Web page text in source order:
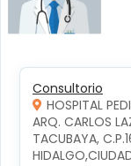
Consultorio
HOSPITAL
ARQ. CARLOS
TACUBAYA,